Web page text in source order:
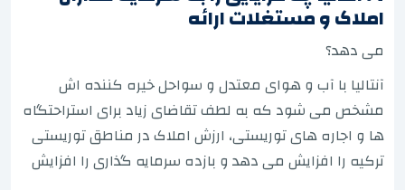
املاک و مستغلات ارائه
می دهد؟
آنتالیا با آب و هوای معتدل و سواحل خیره کننده اش
مشخص می شود که به لطف تقاضای زیاد برای استراحتگاه
ها و اجاره های توریستی، ارزش املاک در مناطق توریستی
ترکیه را افزایش می دهد و بازده سرمایه گذاری را افزایش